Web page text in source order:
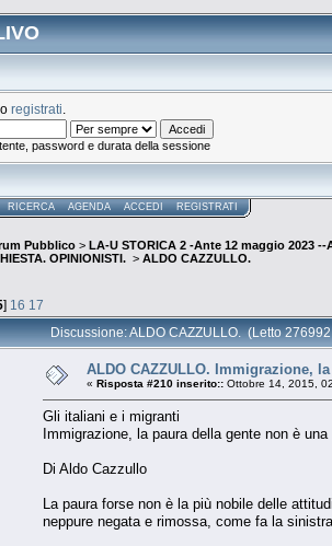
o registrati
password e durata della sessione
RICERCA AGENDA ACCEDI REGISTRATI
Pubblico > LA-U STORICA 2 -Ante 12 maggio 2023 --
OPINIONISTI. > ALDO CAZZULLO.
] 16 17
Discussione: ALDO CAZZULLO. (Letto
ALDO CAZZULLO. Immigrazione,
« Risposta #210 inserito:: Ottobre 14, 2015,
Gli italiani e i migranti
Immigrazione, la paura della gente non è una
Di Aldo Cazzullo
La paura forse non è la più nobile delle
neppure negata e rimossa, come fa la